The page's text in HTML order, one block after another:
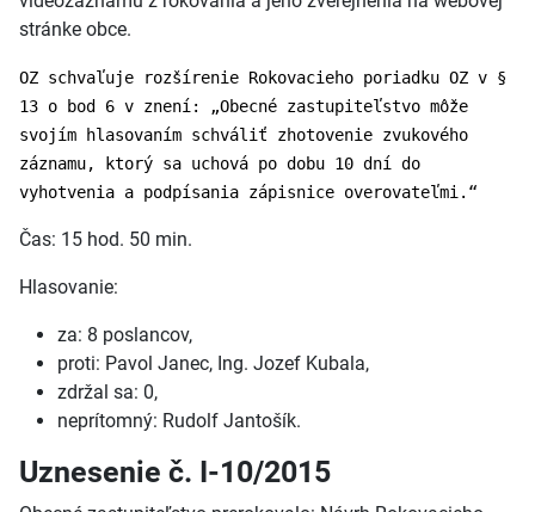
stránke obce.
OZ schvaľuje rozšírenie Rokovacieho poriadku OZ v §
13 o bod 6 v znení: „Obecné zastupiteľstvo môže
svojím hlasovaním schváliť zhotovenie zvukového
záznamu, ktorý sa uchová po dobu 10 dní do
vyhotvenia a podpísania zápisnice overovateľmi.“
Čas: 15 hod. 50 min.
Hlasovanie:
za: 8 poslancov,
proti: Pavol Janec, Ing. Jozef Kubala,
zdržal sa: 0,
neprítomný: Rudolf Jantošík.
Uznesenie č. I-10/2015